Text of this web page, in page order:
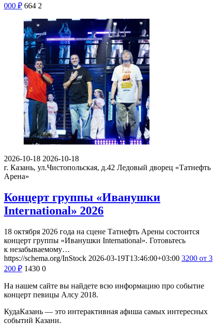
000 ₽ 664 2
2026-10-18 2026-10-18
г. Казань, ул.Чистопольская, д.42 Ледовый дворец «Татнефть
Арена»
Концерт группы «Иванушки
International» 2026
18 октября 2026 года на сцене Татнефть Арены состоится
концерт группы «Иванушки International». Готовьтесь
к незабываемому…
https://schema.org/InStock 2026-03-19T13:46:00+03:00 3200 от 3
200 ₽ 1430 0
На нашем сайте вы найдете всю информацию про событие
концерт певицы Алсу 2018.
КудаКазань — это интерактивная афиша самых интересных
событий Казани.